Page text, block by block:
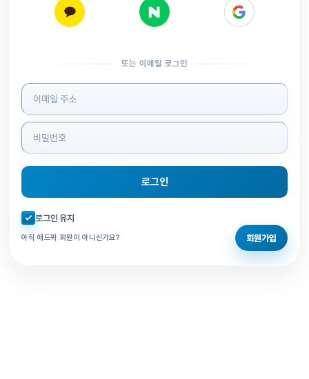
또는 이메일 로그인
로그인 정보 입력
로그인
자동로그인 체크
로그인 유지
아직 애드픽 회원이 아니신가요? 회원가입